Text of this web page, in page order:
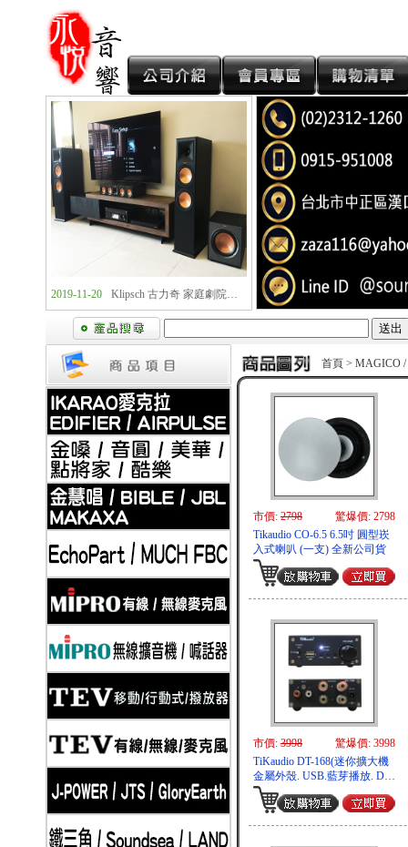
2019-11-20 Klipsch 古力奇 卡拉OK套組1 安裝實例
2019-11-20 Klipsch 古力奇 家庭劇院套組2 安裝實例
2019-11-20 Klipsch 古力奇 家庭劇院套組3 安裝實例
2019-11-20 Klipsch 古力奇 家庭劇院套組4 安裝實例
首頁 > MAGICO /
市價: 2798
驚爆價: 2798
Tikaudio CO-6.5 6.5吋 圓型崁
入式喇叭 (一支) 全新公司貨
市價: 3998
驚爆價: 3998
TiKaudio DT-168(迷你擴大機
金屬外殼. USB.藍芽播放. D類
擴大機)